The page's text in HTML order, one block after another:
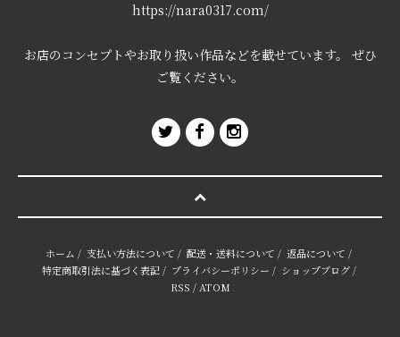
https://nara0317.com/
お店のコンセプトやお取り扱い作品などを載せています。 ぜひ
ご覧ください。
ホーム / 支払い方法について / 配送・送料について / 返品について /
特定商取引法に基づく表記/ プライバシーポリシー / ショップブログ/
RSS / ATOM